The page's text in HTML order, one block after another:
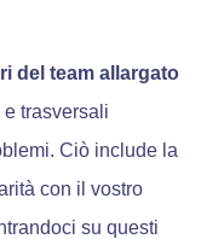
del team allargato
trasversali
Ciò include la
con il vostro
su questi